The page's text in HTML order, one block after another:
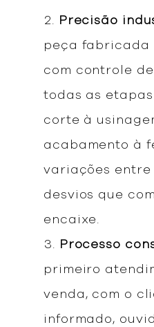
Precisão
peça fabricada
com controle
todas as
corte à
acabamento à
variações entre
desvios que
encaixe.
Processo
primeiro
venda, com o
informado,